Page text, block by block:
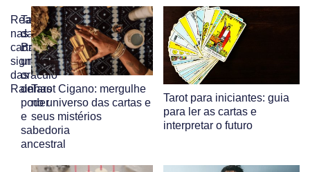
Realeza
nas
cartas:
significado
das
Rainhas
Tarot
das
Bruxas:
um
oráculo
de
poder
e
sabedoria
ancestral
Tarot Cigano: mergulhe
no universo das cartas e
seus mistérios
Tarot para iniciantes: guia
para ler as cartas e
interpretar o futuro